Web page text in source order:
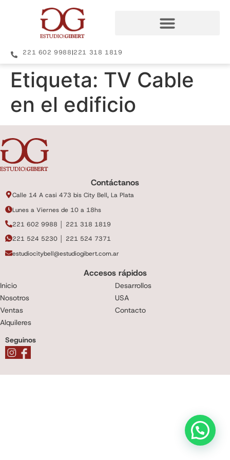
221 602 9988|221 318 1819
Etiqueta: TV Cable
en el edificio
Contáctanos
Calle 14 A casi 473 bis City Bell, La Plata
Lunes a Viernes de 10 a 18hs
221 602 9988 │ 221 318 1819
221 524 5230 │ 221 524 7371
estudiocitybell@estudiogibert.com.ar
Accesos rápidos
Inicio
Nosotros
Ventas
Alquileres
Desarrollos
USA
Contacto
Seguinos